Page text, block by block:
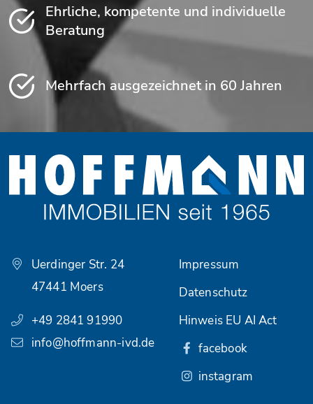
Ehrliche, kompetente und individuelle
Beratung
Mehrfach ausgezeichnet in 60 Jahren
Uerdinger Str. 24
47441 Moers
+49 2841 91990
info@hoffmann-ivd.de
Impressum
Datenschutz
Hinweis EU AI Act
facebook
instagram